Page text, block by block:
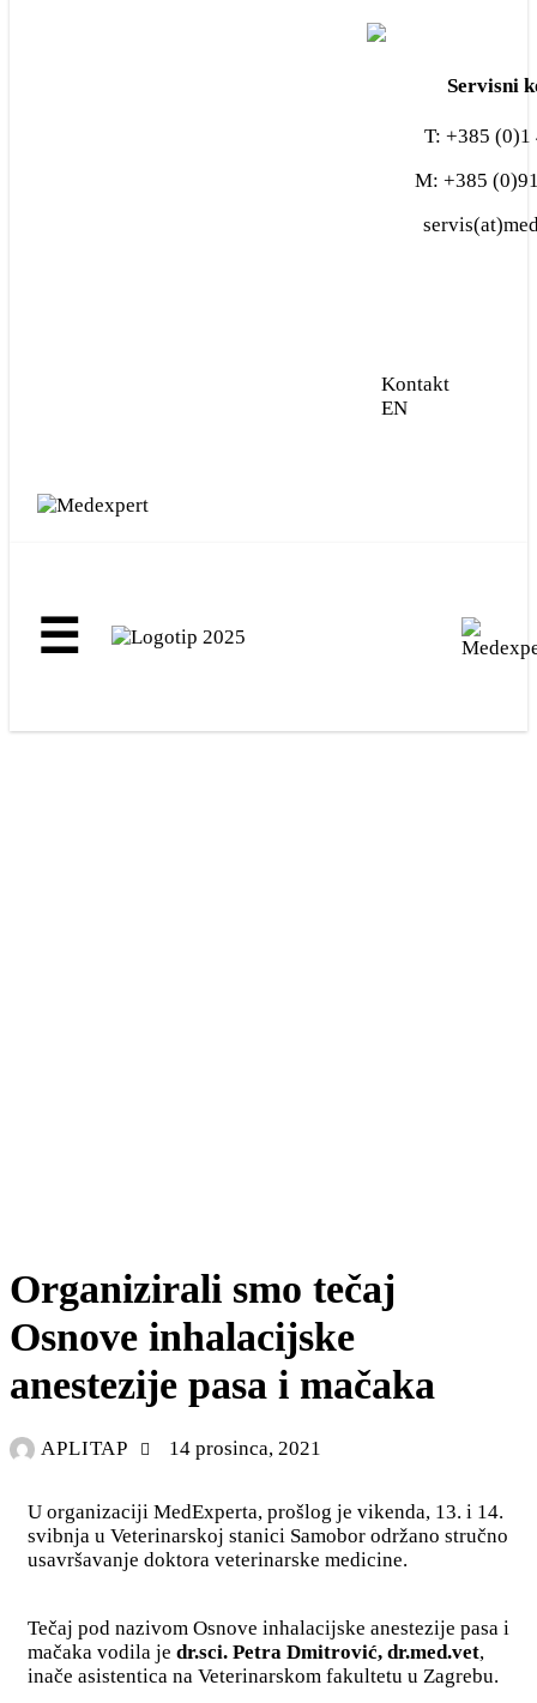
Servisni
T: +385 (0)1
M: +385
Kontakt
EN
☰
Organizirali smo tečaj
Osnove inhalacijske
anestezije pasa i mačaka
APLITAP 14 prosinca, 2021
U organizaciji MedExperta, prošlog je vikenda, 13. i 14.
svibnja u Veterinarskoj stanici Samobor održano stručno
usavršavanje doktora veterinarske medicine.
Tečaj pod nazivom Osnove inhalacijske anestezije pasa i
mačaka vodila je dr.sci. Petra Dmitrović, dr.med.vet,
inače asistentica na Veterinarskom fakultetu u Zagrebu.
EN